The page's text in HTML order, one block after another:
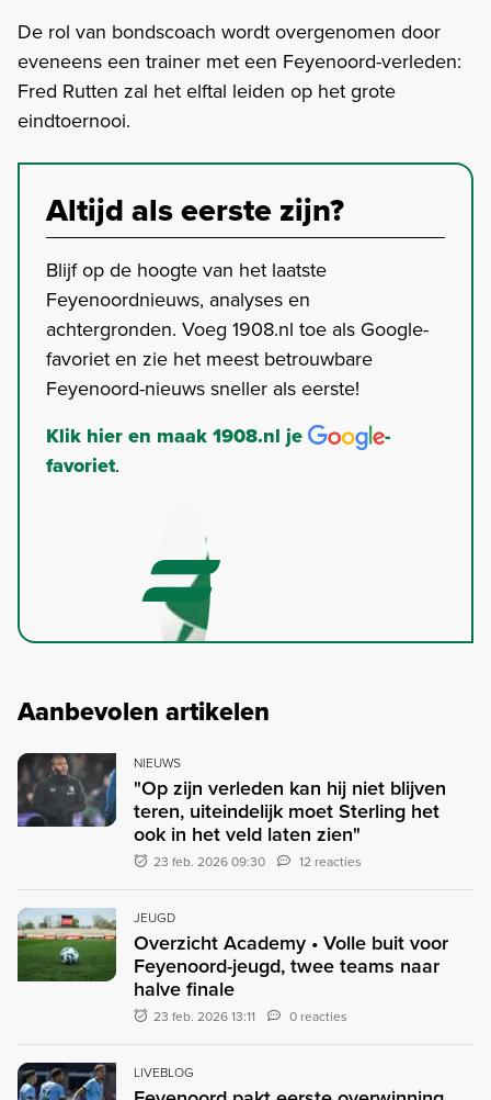
De rol van bondscoach wordt overgenomen door
eveneens een trainer met een Feyenoord-verleden:
Fred Rutten zal het elftal leiden op het grote
eindtoernooi.
Altijd als eerste zijn?
Blijf op de hoogte van het laatste
Feyenoordnieuws, analyses en
achtergronden. Voeg 1908.nl toe als Google-
favoriet en zie het meest betrouwbare
Feyenoord-nieuws sneller als eerste!
Klik hier en maak 1908.nl je
-
favoriet.
Aanbevolen artikelen
NIEUWS
"Op zijn verleden kan hij niet blijven
teren, uiteindelijk moet Sterling het
ook in het veld laten zien"
23 feb. 2026 09:30 12 reacties
JEUGD
Overzicht Academy • Volle buit voor
Feyenoord-jeugd, twee teams naar
halve finale
23 feb. 2026 13:11 0 reacties
LIVEBLOG